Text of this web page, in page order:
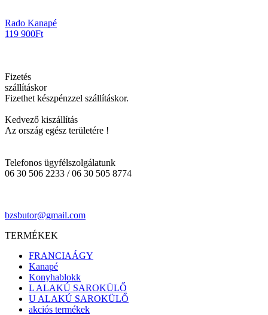
Rado Kanapé
119 900Ft
Fizetés
szállításkor
Fizethet készpénzzel szállításkor.
Kedvező kiszállítás
Az ország egész területére !
Telefonos ügyfélszolgálatunk
06 30 506 2233 / 06 30 505 8774
bzsbutor@gmail.com
TERMÉKEK
FRANCIAÁGY
Kanapé
Konyhablokk
L ALAKÚ SAROKÜLŐ
U ALAKÚ SAROKÜLŐ
akciós termékek